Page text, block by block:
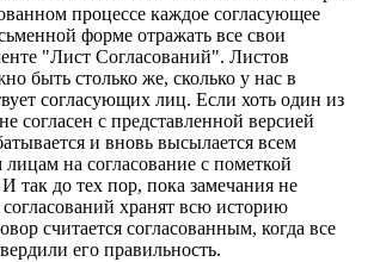
процессе каждое согласующее
форме отражать все свои
"Лист Согласований". Листов
быть столько же, сколько у нас в
согласующих лиц. Если хоть один из
согласен с представленной версией
и вновь высылается всем
на согласование с пометкой
так до тех пор, пока замечания не
хранят всю историю
считается согласованным, когда все
его правильность.